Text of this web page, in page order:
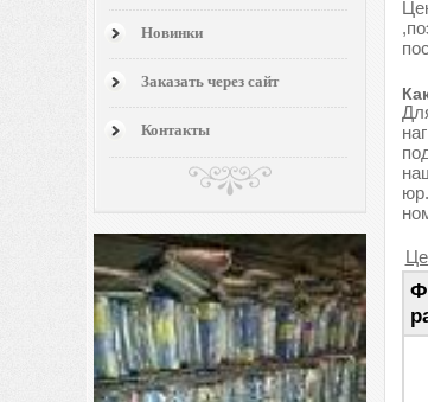
Новинки
Заказать через сайт
Контакты